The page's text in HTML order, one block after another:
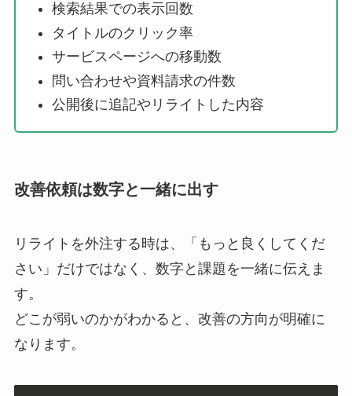
検索結果での表示回数
タイトルのクリック率
サービスページへの移動数
問い合わせや資料請求の件数
公開後に追記やリライトした内容
改善依頼は数字と一緒に出す
リライトを外注する時は、「もっと良くしてくだ
さい」だけではなく、数字と課題を一緒に伝えま
す。
どこが弱いのかがわかると、改善の方向が明確に
なります。